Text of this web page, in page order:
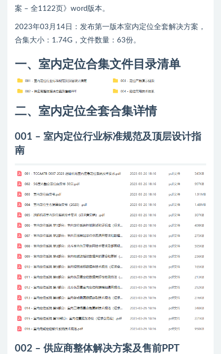
案 – 全1122页》word版本。
2023年03月14日：发布第一版本室内定位全套解决方案，
合集大小：1.74G，文件数量：63份。
一、室内定位合集文件目录清单
二、室内定位全套合集详情
001 – 室内定位行业标准规范及顶层设计指
南
002 – 供应商整体解决方案及售前PPT